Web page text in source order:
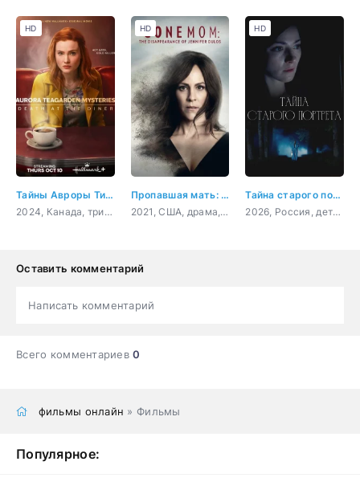
Тайны Авроры Тигарден: Смерть в закусочной
2024, Канада, триллер, криминал, детектив
HD
Пропавшая мать: Исчезновение Дженнифер Дулос
2021, США, драма, криминал
HD
Тайна старого портрета
2026, Россия, детектив, мелодрама, криминал
HD
Оставить комментарий
Написать комментарий
Всего комментариев0
фильмы онлайн » Фильмы
Популярное: